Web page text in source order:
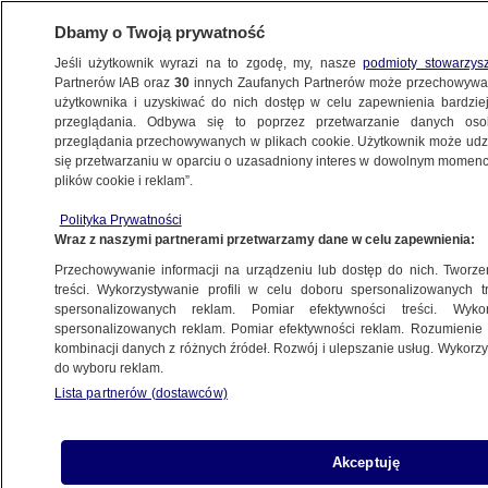
KONKRET24
POLSKA
Ktoś bronił księży w Sosnowcu?
Jakub Zulczyk
18.02.2026, 09:47
Udostępnij
Dbamy o Twoją prywatność
Jeśli użytkownik wyrazi na to zgodę, my, naszepodmioty
Partnerów IAB oraz30 innych Zaufanych Partnerów może
użytkownika i uzyskiwać do nich dostęp w celu zapewnienia
przeglądania. Odbywa się to poprzez przetwarzanie danych
przeglądania przechowywanych w plikach cookie. Użytkownik może
się przetwarzaniu w oparciu o uzasadniony interes w dowolnym
plików cookie i reklam”.
Polityka Prywatności
Wraz z naszymi partnerami przetwarzamy dane w celu zapewnienia:
Przechowywanie informacji na urządzeniu lub dostęp do nich.
treści. Wykorzystywanie profili w celu doboru spersonalizowanych
spersonalizowanych reklam. Pomiar efektywności treści.
spersonalizowanych reklam. Pomiar efektywności reklam.
kombinacji danych z różnych źródeł. Rozwój i ulepszanie usług.
do wyboru reklam.
Lista partnerów (dostawców)
Akceptuję